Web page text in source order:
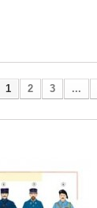
1 2 3 ...